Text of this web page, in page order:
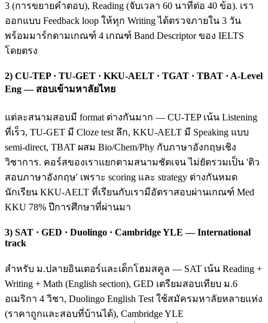
3 (การขยายคำตอบ), Reading (จับเวลา 60 นาทีต่อ 40 ข้อ). เรา
ออกแบบ Feedback loop ให้ทุก Writing ได้ตรวจภายใน 3 วัน
พร้อมมาร์กตามเกณฑ์ 4 เกณฑ์ Band Descriptor ของ IELTS
โดยตรง
2) CU-TEP · TU-GET · KKU-AELT · TGAT · TBAT · A-Level
Eng — สอบเข้ามหาลัยไทย
แต่ละสนามสอบมี format ต่างกันมาก — CU-TEP เน้น Listening
ที่เร็ว, TU-GET มี Cloze test ลึก, KKU-AELT มี Speaking แบบ
semi-direct, TBAT ผสม Bio/Chem/Phy กับภาษาอังกฤษเชิง
วิชาการ. คอร์สของเราแยกตามสนามชัดเจน ไม่ยัดรวมเป็น 'ติว
สอบภาษาอังกฤษ' เพราะ scoring และ strategy ต่างกันหมด
นักเรียน KKU-AELT ที่เรียนกับเรามีอัตราสอบผ่านเกณฑ์ Med
KKU 78% ปีการศึกษาที่ผ่านมา
3) SAT · GED · Duolingo · Cambridge YLE — International
track
สำหรับ ม.ปลายอินเตอร์และเด็กโฮมสคูล — SAT เน้น Reading +
Writing + Math (English section), GED เตรียมสอบเทียบ ม.6
อเมริกา 4 วิชา, Duolingo English Test ใช้สมัครมหาลัยหลายแห่ง
(ราคาถูกและสอบที่บ้านได้), Cambridge YLE